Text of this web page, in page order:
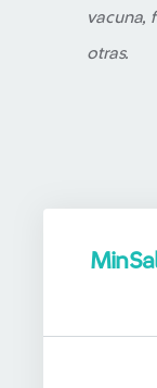
vacuna,
otras.